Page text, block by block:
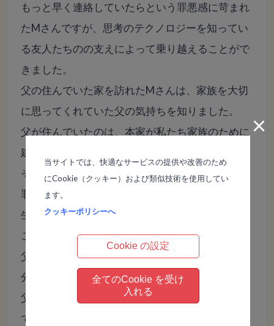
もっと早く連絡していたらという罪悪感に苛まれ
たMさんですが、思考のテクノロジーを知ってい
る友人たちのの支えによって乗り越えることがで
きました。
父の住んでいた家を訪れたMさんは、家族を大切
に思ってくれていた父の気持ちを知りました。
父が住んでいたのは、本家が私たち家族のために
建て直してくれた母屋があり、
その離れにある小さな建物でした。
罪悪感から一人で暮らしていたのだと思います。
生前、何度も一緒に住もうと誘っても、父は「こ
こがいい」と頑なに拒否していました。
父の姿に自分自身を重ね合わせてみると、今の自
分と一緒だったのです！
父の居場所は、今のMさんと重なり、家族を置い
て自分だけ出てきてしまった【罪悪感】が共通し
×
当サイトでは、快適なサービスの提供や改善のため
にCookie（クッキー）および類似技術を使用してい
ます。
クッキーポリシーへ
Cookie の設定
全てのCookie を受け
入れる